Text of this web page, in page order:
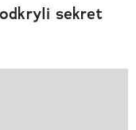
sekret